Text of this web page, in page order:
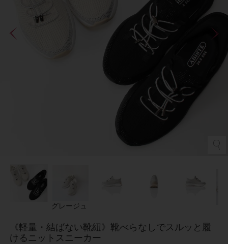
グレージュ
《軽量・結ばない靴紐》靴べらなしでスルッと履
けるニットスニーカー